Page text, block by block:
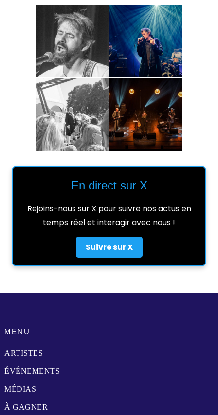
En direct sur X
Rejoins-nous sur X pour suivre nos actus en
temps réel et interagir avec nous !
Suivre sur X
MENU
ARTISTES
ÉVÉNEMENTS
MÉDIAS
À GAGNER